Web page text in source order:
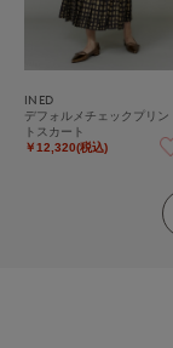
INED
デフォルメチェックプリン
トスカート
￥12,320(税込)